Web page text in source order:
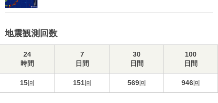
地震観測回数
24
時間
7
日間
30
日間
100
日間
15回 151回 569回 946回